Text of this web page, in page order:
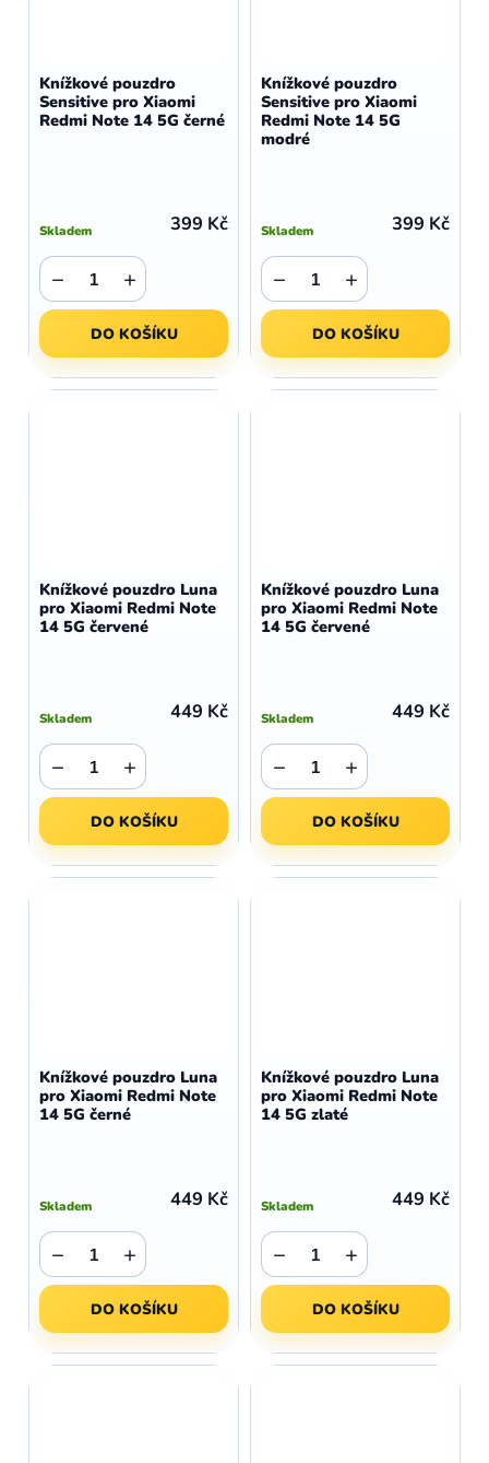
Knížkové pouzdro
Sensitive pro Xiaomi
Redmi Note 14 5G černé
Skladem 399 Kč
+
−
DO KOŠÍKU
Knížkové pouzdro
Sensitive pro Xiaomi
Redmi Note 14 5G
modré
Skladem 399 Kč
+
−
DO KOŠÍKU
Knížkové pouzdro Luna
pro Xiaomi Redmi Note
14 5G červené
Skladem 449 Kč
+
−
DO KOŠÍKU
Knížkové pouzdro Luna
pro Xiaomi Redmi Note
14 5G červené
Skladem 449 Kč
+
−
DO KOŠÍKU
Knížkové pouzdro Luna
pro Xiaomi Redmi Note
14 5G černé
Skladem 449 Kč
+
−
DO KOŠÍKU
Knížkové pouzdro Luna
pro Xiaomi Redmi Note
14 5G zlaté
Skladem 449 Kč
+
−
DO KOŠÍKU